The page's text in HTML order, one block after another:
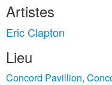
Artistes
Eric Clapton
Lieu
Concord Pavillion,